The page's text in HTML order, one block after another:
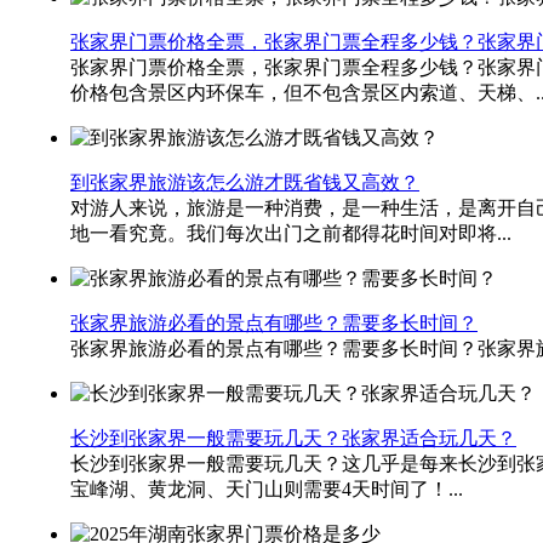
张家界门票价格全票，张家界门票全程多少钱？张家界
张家界门票价格全票，张家界门票全程多少钱？张家
价格包含景区内环保车，但不包含景区内索道、天梯、
到张家界旅游该怎么游才既省钱又高效？
对游人来说，旅游是一种消费，是一种生活，是离开
地一看究竟。我们每次出门之前都得花时间对即将...
张家界旅游必看的景点有哪些？需要多长时间？
张家界旅游必看的景点有哪些？需要多长时间？张家
长沙到张家界一般需要玩几天？张家界适合玩几天？
长沙到张家界一般需要玩几天？这几乎是每来长沙到
宝峰湖、黄龙洞、天门山则需要4天时间了！...